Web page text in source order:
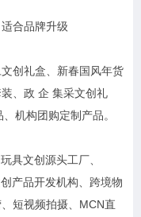
合品牌升级
创礼盒、新春国风年货
、政 企 集采文创礼
机构团购定制产品。
具文创源头工厂、
产品开发机构、跨境物
短视频拍摄、MCN直